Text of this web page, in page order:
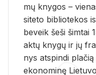
mų kny­gos –
si­te­to bi­b­lio­te­kos
be­veik šeši šim­tai
aktų kny­gų ir jų
nys at­spin­di
eko­no­mi­nę